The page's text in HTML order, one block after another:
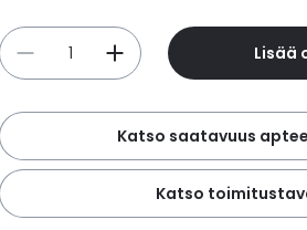
Määrä
Lisää
Katso saatavuus
Katso